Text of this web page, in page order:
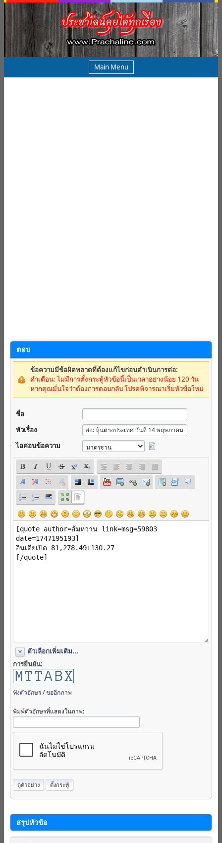
Main Menu
ตอบ
ข้อความมีข้อผิดพลาดที่ต้องแก้ไขก่อนดำเนินการต่อ:
คำเตือน: ไม่มีการตั้งกระทู้หัวข้อนี้เป็นเวลาอย่างน้อย 120 วัน
หากคุณมั่นใจว่าต้องการตอบกลับ โปรดพิจารณาเริ่มหัวข้อใหม่
ชื่อ
หัวเรื่อง
ไอค่อนข้อความ
ตัวเลือกเพิ่มเติม...
การยืนยัน:
ฟังตัวอักษร/ขออีกภาพ
พิมพ์ตัวอักษรที่แสดงในภาพ:
สรุปหัวข้อ